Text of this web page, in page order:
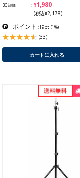
BG卸価 ¥1,980
(税込¥2,178)
ポイント : 19pt (1%)
(33)
カートに入れる